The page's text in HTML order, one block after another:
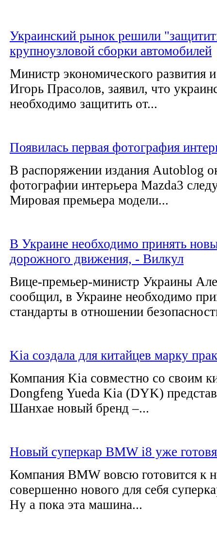
Украинский рынок решили
крупноузловой сборки автомобилей
Министр экономического развития
Игорь Прасолов, заявил, что
необходимо защитить от...
Появилась первая фотография
В распоряжении издания Autoblog
фотографии интерьера Mazda3
Мировая премьера модели...
В Украине необходимо принять
дорожного движения, - Вилкул
Вице-премьер-министр Украины
сообщил, в Украине необходимо
стандарты в отношении
Kia создала для китайцев марку
Компания Kia совместно со своим
Dongfeng Yueda Kia (DYK)
Шанхае новый бренд –...
Новый суперкар BMW i8 уже
Компания BMW вовсю готовится к
совершенно нового для себя
Ну а пока эта машина...